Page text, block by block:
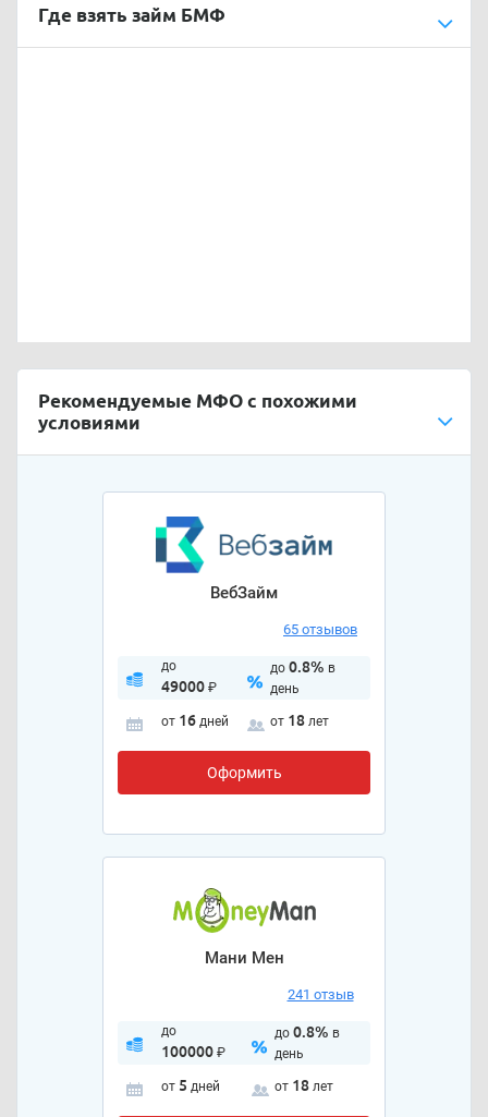
Где взять займ БМФ
Рекомендуемые МФО с похожими
условиями
ВебЗайм
65 отзывов
до
49000₽
до 0.8% в
день
от 16 дней от 18 лет
Оформить
Мани Мен
241 отзыв
до
100000₽
до 0.8% в
день
от 5 дней от 18 лет